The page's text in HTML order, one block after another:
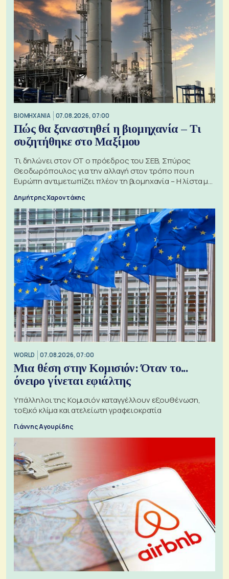
ΒΙΟΜΗΧΑΝΙΑ 07.08.2026, 07:00
Πώς θα ξαναστηθεί η βιομηχανία – Τι
συζητήθηκε στο Μαξίμου
Τι δηλώνει στον ΟΤ ο πρόεδρος του ΣΕΒ, Σπύρος
Θεοδωρόπουλος για την αλλαγή στον τρόπο που η
Ευρώπη αντιμετωπίζει πλέον τη βιομηχανία – Η λίστα με
Δημήτρης Χαροντάκης
WORLD 07.08.2026, 07:00
Μια θέση στην Κομισιόν: Όταν το...
όνειρο γίνεται εφιάλτης
Υπάλληλοι της Κομισιόν καταγγέλλουν εξουθένωση,
τοξικό κλίμα και ατελείωτη γραφειοκρατία
Γιάννης Αγουρίδης